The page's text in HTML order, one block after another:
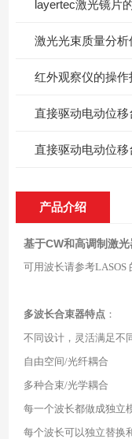
layertec激光镜片
激光光束质量分
红外观察仪的操
直接驱动电动位移
直接驱动电动位
产品介绍
基于CW和高调制激
可用波长请参考LASOS
多波长合束器特点：
不同设计，灵活满足不
自由空间/光纤耦合
多种合束/光学耦合
每一个波长都做成独立
每个波长可以独立替换